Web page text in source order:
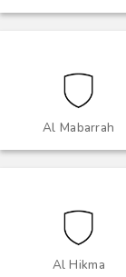
Al Mabarrah
Al Hikma